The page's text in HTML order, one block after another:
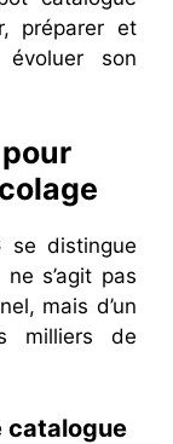
préparer et
son
se distingue
s’agit pas
mais d’un
milliers de
catalogue